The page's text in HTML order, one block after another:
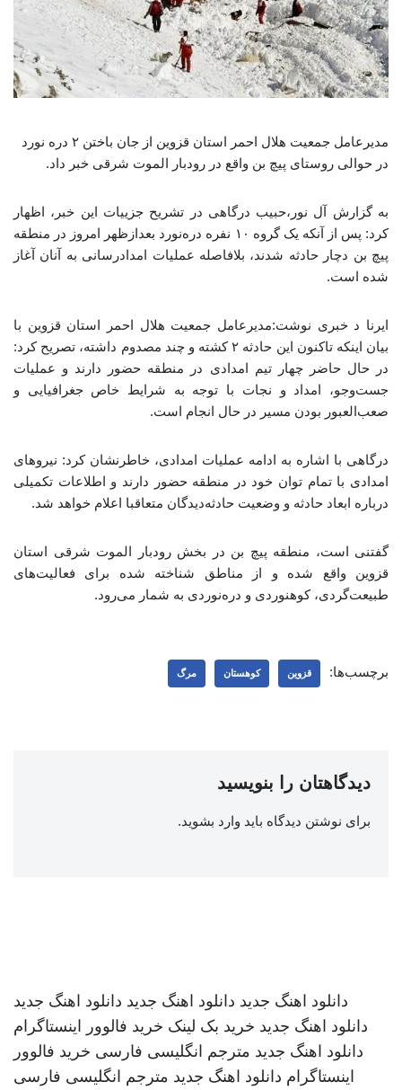
مدیرعامل جمعیت هلال احمر استان قزوین از جان باختن ۲ دره نورد
در حوالی روستای پیچ بن واقع در رودبار الموت شرقی خبر داد.
به گزارش آل نور،حبیب درگاهی در تشریح جزییات این خبر، اظهار
کرد: پس از آنکه یک گروه ۱۰ نفره دره‌نورد بعدازظهر امروز در منطقه
پیچ‌ بن دچار حادثه شدند، بلافاصله عملیات امدادرسانی به آنان آغاز
شده است.
ایرنا د خبری نوشت:مدیرعامل جمعیت هلال احمر استان قزوین با
بیان اینکه تاکنون این حادثه ۲ کشته و چند مصدوم داشته، تصریح کرد:
در حال حاضر چهار تیم امدادی در منطقه حضور دارند و عملیات
جست‌وجو، امداد و نجات با توجه به شرایط خاص جغرافیایی و
صعب‌العبور بودن مسیر در حال انجام است.
درگاهی با اشاره به ادامه عملیات امدادی، خاطرنشان کرد: نیروهای
امدادی با تمام توان خود در منطقه حضور دارند و اطلاعات تکمیلی
درباره ابعاد حادثه و وضعیت حادثه‌دیدگان متعاقبا اعلام خواهد شد.
گفتنی است، منطقه پیچ‌ بن در بخش رودبار الموت شرقی استان
قزوین واقع شده و از مناطق شناخته‌ شده برای فعالیت‌های
طبیعت‌گردی، کوهنوردی و دره‌نوردی به شمار می‌رود.
برچسب‌ها: قزوین کوهستان مرگ
دیدگاهتان را بنویسید
برای نوشتن دیدگاه باید وارد بشوید.
دانلود اهنگ جدید دانلود اهنگ جدید دانلود اهنگ جدید
دانلود اهنگ جدید خرید بک لینک خرید فالوور اینستاگرام
دانلود اهنگ جدید مترجم انگلیسی فارسی خرید فالوور
اینستاگرام دانلود اهنگ جدید مترجم انگلیسی فارسی